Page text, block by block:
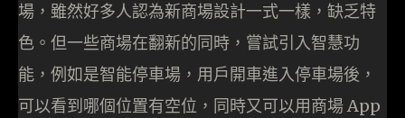
場，雖然好多人認為新商場設計一式一樣，缺乏特
色。但一些商場在翻新的同時，嘗試引入智慧功
能，例如是智能停車場，用戶開車進入停車場後，
可以看到哪個位置有空位，同時又可以用商場 App